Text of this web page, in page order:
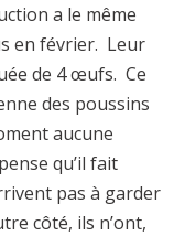
a le même
en février. Leur
de 4 œufs. Ce
des poussins
aucune
qu’il fait
pas à garder
côté, ils n’ont,